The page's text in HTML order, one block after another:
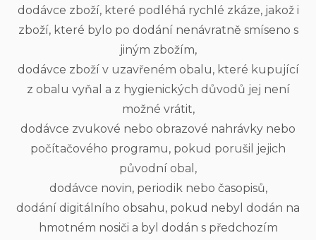
dodávce zboží, které podléhá rychlé zkáze, jakož i
zboží, které bylo po dodání nenávratně smíseno s
jiným zbožím,
dodávce zboží v uzavřeném obalu, které kupující
z obalu vyňal a z hygienických důvodů jej není
možné vrátit,
dodávce zvukové nebo obrazové nahrávky nebo
počítačového programu, pokud porušil jejich
původní obal,
dodávce novin, periodik nebo časopisů,
dodání digitálního obsahu, pokud nebyl dodán na
hmotném nosiči a byl dodán s předchozím